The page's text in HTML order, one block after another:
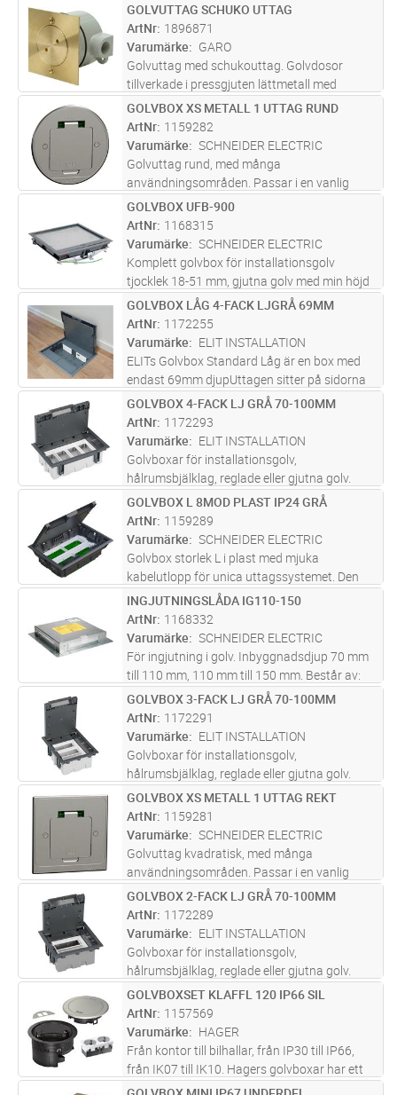
ST Lägg i kundvagn
GOLVUTTAG SCHUKO UTTAG
ArtNr 1896871
Varumärke
GARO
Golvuttag med schukouttag. Golvdosor
tillverkade i pressgjuten lättmetall med
täckplatta och skruvlock av mässing.
Golvdosorna fälls in helt i nivå med
golvskiktet. Skruvlocket kan bytas ut mot en
m...läs mer
ST Lägg i kundvagn
GOLVBOX XS METALL 1 UTTAG RUND
ArtNr 1159282
Varumärke
SCHNEIDER ELECTRIC
Golvuttag rund, med många
användningsområden. Passar i en vanlig
apparatdosa. IP44 sköljtät. Smart
gångjärnsfunktion, som lyfter om man
överböjer det. 180 graders öppning på locket.
Framtagen för...läs mer
ST Lägg i kundvagn
GOLVBOX UFB-900
ArtNr 1168315
Varumärke
SCHNEIDER ELECTRIC
Komplett golvbox för installationsgolv
tjocklek 18-51 mm, gjutna golv med min höjd
på 110 mm. rek 115 mm. Inbyggnadsmått 2x
292±1 mm. Lock monterbart i 4 riktningar.
Beläggning i lock max 8 mm, ej he
ST Lägg i kundvagn
GOLVBOX LÅG 4-FACK LJGRÅ 69MM
ArtNr 1172255
Varumärke
ELIT INSTALLATION
ELITs Golvbox Standard Låg är en box med
endast 69mm djupUttagen sitter på sidorna
istället för i botten vilket gör att djupet blir
minimalt. Boxarna finns som 2 eller 4 fack där
varje fack kan inneh...läs mer
ST Lägg i kundvagn
GOLVBOX 4-FACK LJ GRÅ 70-100MM
ArtNr 1172293
Varumärke
ELIT INSTALLATION
Golvboxar för installationsgolv,
hålrumsbjälklag, reglade eller gjutna golv.
Boxarna bestyckas med enkla eller dubbla
snabbanslutnings uttag och/eller data och
mediauttag samt automatsäkring och
jord...läs mer
ST Lägg i kundvagn
GOLVBOX L 8MOD PLAST IP24 GRÅ
ArtNr 1159289
Varumärke
SCHNEIDER ELECTRIC
Golvbox storlek L i plast med mjuka
kabelutlopp för unica uttagssystemet. Den
mörka grå färgen passar perfekt till moderna
golvbeläggningar.
ST Lägg i kundvagn
INGJUTNINGSLÅDA IG110-150
ArtNr 1168332
Varumärke
SCHNEIDER ELECTRIC
För ingjutning i golv. Inbyggnadsdjup 70 mm
till 110 mm, 110 mm till 150 mm. Består av:
montageram, 3 blindplattor UFB-AP, 1 enkel
täckplåt. Passar till golvboxar UFB och
serviceposter POS. Används d...läs mer
ST Lägg i kundvagn
GOLVBOX 3-FACK LJ GRÅ 70-100MM
ArtNr 1172291
Varumärke
ELIT INSTALLATION
Golvboxar för installationsgolv,
hålrumsbjälklag, reglade eller gjutna golv.
Boxarna bestyckas med enkla eller dubbla
snabbanslutnings uttag och/eller data och
mediauttag samt automatsäkring och
jord...läs mer
ST Lägg i kundvagn
GOLVBOX XS METALL 1 UTTAG REKT
ArtNr 1159281
Varumärke
SCHNEIDER ELECTRIC
Golvuttag kvadratisk, med många
användningsområden. Passar i en vanlig
apparatdosa. IP44 sköljtät. Smart
gångjärnsfunktion, som lyfter om man
överböjer det. 180 graders öppning på locket.
Framtag...läs mer
ST Lägg i kundvagn
GOLVBOX 2-FACK LJ GRÅ 70-100MM
ArtNr 1172289
Varumärke
ELIT INSTALLATION
Golvboxar för installationsgolv,
hålrumsbjälklag, reglade eller gjutna golv.
Boxarna bestyckas med enkla eller dubbla
snabbanslutnings uttag och/eller data och
mediauttag samt automatsäkring och
jord...läs mer
ST Lägg i kundvagn
GOLVBOXSET KLAFFL 120 IP66 SIL
ArtNr 1157569
Varumärke
HAGER
Från kontor till bilhallar, från IP30 till IP66,
från IK07 till IK10. Hagers golvboxar har ett
brett användningsområde vilket gör det enkelt